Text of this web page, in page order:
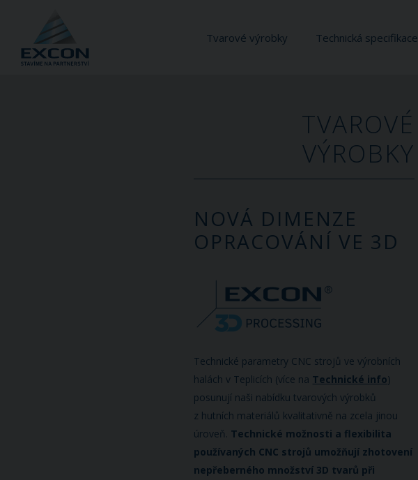
Tvarové výrobky Technická specifikace
TVAROVÉ
VÝROBKY
NOVÁ DIMENZE
OPRACOVÁNÍ VE 3D
Technické parametry CNC strojů ve výrobních
halách v Teplicích (více na Technické info)
posunují naši nabídku tvarových výrobků
z hutních materiálů kvalitativně na zcela jinou
úroveň. Technické možnosti a flexibilita
používaných CNC strojů umožňují zhotovení
nepřeberného množství 3D tvarů při